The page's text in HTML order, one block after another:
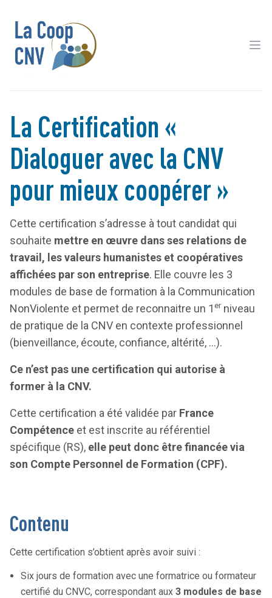
La Certification «
Dialoguer avec la CNV
pour mieux coopérer »
Cette certification s’adresse à tout candidat qui
souhaite mettre en œuvre dans ses relations de
travail, les valeurs humanistes et coopératives
affichées par son entreprise. Elle couvre les 3
modules de base de formation à la Communication
NonViolente et permet de reconnaitre un 1erniveau
de pratique de la CNV en contexte professionnel
(bienveillance, écoute, confiance, altérité, …).
Ce n’est pas une certification qui autorise à
former à la CNV.
Cette certification a été validée par France
Compétence et est inscrite au référentiel
spécifique (RS), elle peut donc être financée via
son Compte Personnel de Formation (CPF).
Contenu
Cette certification s’obtient après avoir suivi :
Six jours de formation avec une formatrice ou formateur
certifié du CNVC, correspondant aux 3 modules de base